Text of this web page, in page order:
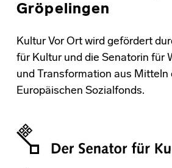
Gröpelingen
Kultur Vor Ort wird gefördert
für Kultur und die Senatorin für
und Transformation aus Mitteln
Europäischen Sozialfonds.